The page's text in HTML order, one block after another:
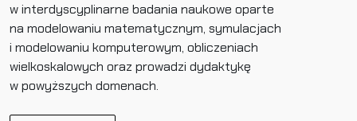
w interdyscyplinarne badania naukowe oparte
na modelowaniu matematycznym, symulacjach
i modelowaniu komputerowym, obliczeniach
wielkoskalowych oraz prowadzi dydaktykę
w powyższych domenach.